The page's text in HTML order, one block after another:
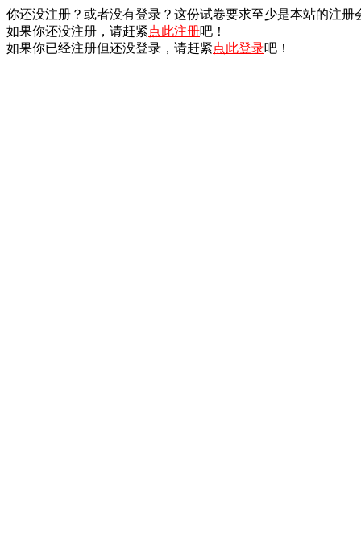
你还没注册？或者没有登录？这份试卷要求至少是本站的注册
如果你还没注册，请赶紧点此注册吧！
如果你已经注册但还没登录，请赶紧点此登录吧！